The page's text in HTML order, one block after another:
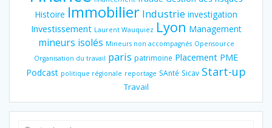
Histoire Immobilier Industrie investigation
Investissement Laurent Wauquiez Lyon Management
mineurs isolés Mineurs non accompagnés Opensource
Organisation du travail paris patrimoine Placement PME
Podcast politique régionale reportage SAnté Sicav Start-up
Travail